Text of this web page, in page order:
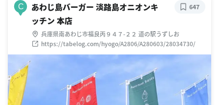
C
あわじ島バーガー 淡路島オニオンキ
ッチン 本店
兵庫県南あわじ市福良丙９４７-２２ 道の駅うずしお
https://tabelog.com/hyogo/A2806/A280603/28034730/
647